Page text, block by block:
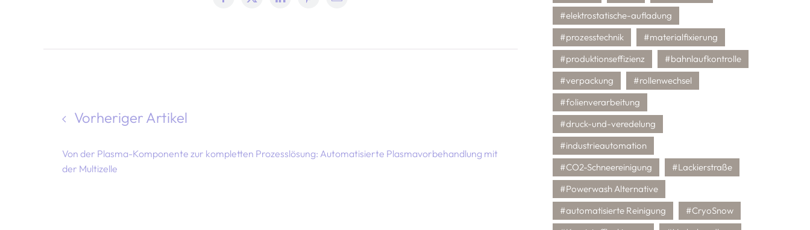
Vorheriger Artikel
Von der Plasma-Komponente zur kompletten Prozesslösung: Automatisierte Plasmavorbehandlung mit
der Multizelle
#elektrostatische-aufladung
#prozesstechnik
#materialfixierung
#produktionseffizienz
#bahnlaufkontrolle
#verpackung
#rollenwechsel
#folienverarbeitung
#druck-und-veredelung
#industrieautomation
#CO2-Schneereinigung
#Lackierstraße
#Powerwash Alternative
#automatisierte Reinigung
#CryoSnow